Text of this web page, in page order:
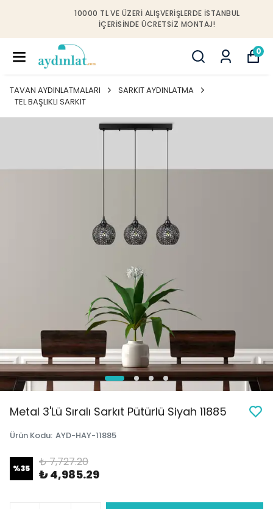
10000 TL VE ÜZERI ALIŞVERIŞLERDE İSTANBUL
IÇERISINDE ÜCRETSIZ MONTAJ!
0
TAVAN AYDINLATMALARI
SARKIT AYDINLATMA
TEL BAŞLIKLI SARKIT
Metal 3'Lü Sıralı Sarkıt Pütürlü Siyah 11885
Ürün Kodu: AYD-HAY-11885
%35 ₺ 7,727.20
₺ 4,985.29